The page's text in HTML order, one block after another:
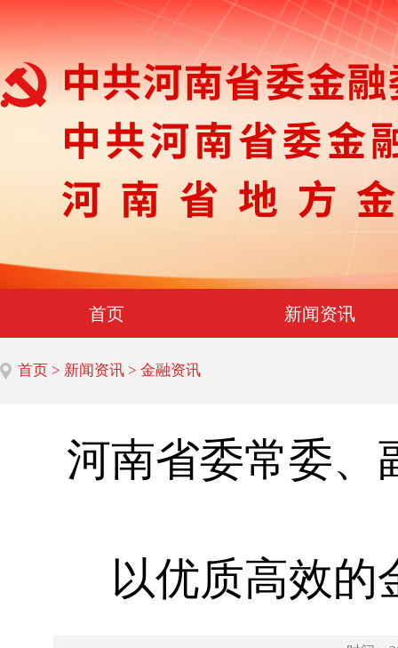
首页 新闻资讯
首页 > 新闻资讯 > 金融资讯
河南省委常委、
以优质高效的